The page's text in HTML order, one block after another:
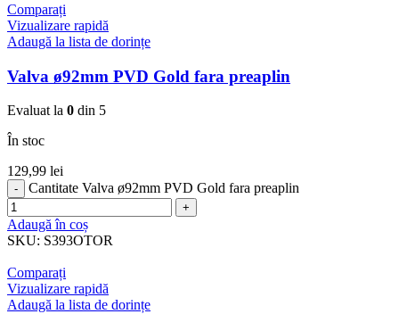
Comparați
Vizualizare rapidă
Adaugă la lista de dorințe
Valva ø92mm PVD Gold fara preaplin
Evaluat la 0 din 5
În stoc
129,99 lei
Cantitate Valva ø92mm PVD Gold fara preaplin
Adaugă în coș
SKU: S393OTOR
Comparați
Vizualizare rapidă
Adaugă la lista de dorințe